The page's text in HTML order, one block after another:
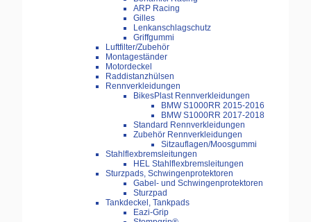
ARP Racing
Gilles
Lenkanschlagschutz
Griffgummi
Luftfilter/Zubehör
Montageständer
Motordeckel
Raddistanzhülsen
Rennverkleidungen
BikesPlast Rennverkleidungen
BMW S1000RR 2015-2016
BMW S1000RR 2017-2018
Standard Rennverkleidungen
Zubehör Rennverkleidungen
Sitzauflagen/Moosgummi
Stahlflexbremsleitungen
HEL Stahlflexbremsleitungen
Sturzpads, Schwingenprotektoren
Gabel- und Schwingenprotektoren
Sturzpad
Tankdeckel, Tankpads
Eazi-Grip